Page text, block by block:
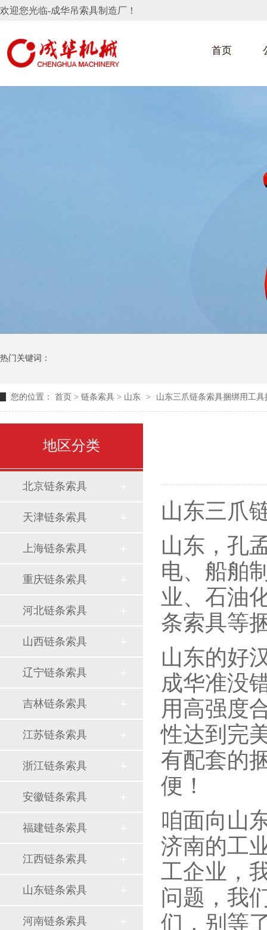
欢迎您光临-成华吊索具制造厂！
首页
热门关键词：
您的位置： 首页 > 链条索具 > 山东 > 山东三爪链条索具捆绑用工具
山东三爪
山东，孔
电、船舶
业、石油
条索具等
山东的好
成华准没
用高强度
性达到完
有配套的
便！
咱面向山
济南的工
工企业，
问题，我
们，别等
地区分类
北京链条索具
天津链条索具
上海链条索具
重庆链条索具
河北链条索具
山西链条索具
辽宁链条索具
吉林链条索具
江苏链条索具
浙江链条索具
安徽链条索具
福建链条索具
江西链条索具
山东链条索具
河南链条索具